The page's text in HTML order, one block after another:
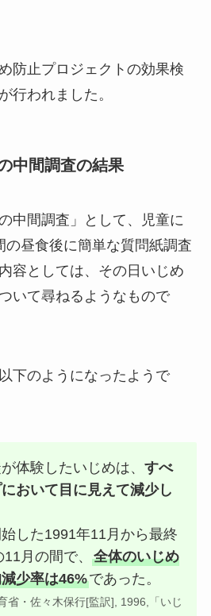
防止プロジェクトの効果検
行われました。
中間調査の結果
中間調査」として、児童に
の昼食後に簡単な質問紙調査
容としては、その日いじめ
いて尋ねるようなもので
下のようになったようで
が体験したいじめは、すべ
おいて目に見えて減少し
始した1991年11月から最終
11月の間で、全体のいじめ
少率は46%であった。
省・佐々木保行[監訳], 1996,「いじ